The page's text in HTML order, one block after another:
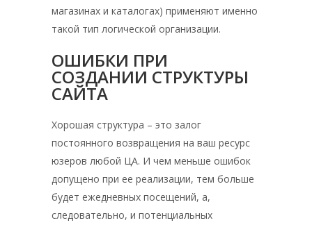
магазинах и каталогах) применяют именно
такой тип логической организации.
ОШИБКИ ПРИ
СОЗДАНИИ СТРУКТУРЫ
САЙТА
Хорошая структура – это залог
постоянного возвращения на ваш ресурс
юзеров любой ЦА. И чем меньше ошибок
допущено при ее реализации, тем больше
будет ежедневных посещений, а,
следовательно, и потенциальных